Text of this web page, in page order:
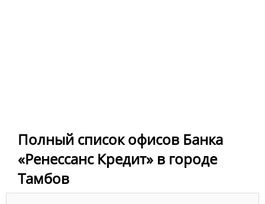
Полный список офисов Банка
«Ренессанс Кредит» в городе
Тамбов